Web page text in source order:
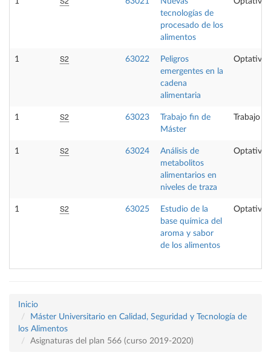
tecnologías de
procesado de los
alimentos
1 S2 63022
Peligros
emergentes en la
cadena
alimentaria
Optativa
1 S2 63023
Trabajo fin de
Máster
Trabajo
1 S2 63024
Análisis de
metabolitos
alimentarios en
niveles de traza
Optativa
1 S2 63025
Estudio de la
base química del
aroma y sabor
de los alimentos
Optativa
Inicio
Máster Universitario en Calidad, Seguridad y Tecnología de
los Alimentos
Asignaturas del plan 566 (curso 2019-2020)